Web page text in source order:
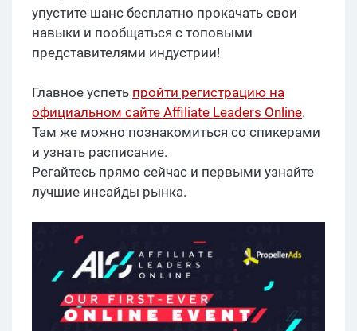
упустите шанс бесплатно прокачать свои
навыки и пообщаться с топовыми
представителями индустрии!
Главное успеть пройти регистрацию на
официальном сайте Affiliate Leaders Online.
Там же можно познакомиться со спикерами
и узнать расписание.
Регайтесь прямо сейчас и первыми узнайте
лучшие инсайды рынка.